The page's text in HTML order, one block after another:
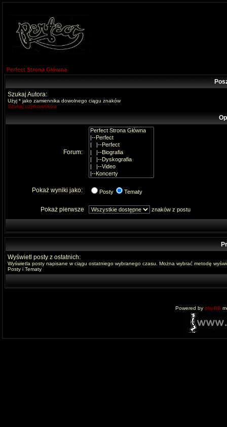
Perfect Strona Główna
Szukaj Autora:
Użyj * jako zamiennika dowolnego ciągu znaków
Szukaj użytkowników
Forum:
Pokaż wyniki jako: Posty Tematy
Pokaż pierwsze znaków z postu
Wyświetl posty z ostatnich:
Wyświetla posty napisane w ciągu ostatniego wybranego czasu. Można wybrać metodę
Posty i Tematy
Powered by phpBB